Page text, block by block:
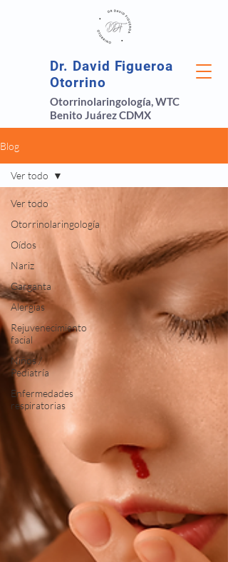
Dr. David Figueroa
Otorrino
Otorrinolaringología, WTC
Benito Juárez CDMX
Blog
Ver todo
Otorrinolaringología
Oídos
Nariz
Garganta
Alergias
Rejuvenecimiento
facial
Niños /
Pediatría
Enfermedades
respiratorias
Ver todo